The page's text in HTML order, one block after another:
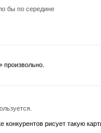
бы по середине
конкурентов рисует такую